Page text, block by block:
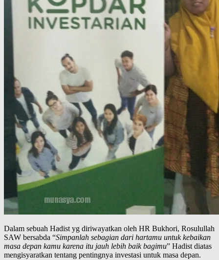
Dalam sebuah Hadist yg diriwayatkan oleh HR Bukhori, Rosulullah
SAW bersabda “Simpanlah sebagian dari hartamu untuk kebaikan
masa depan kamu karena itu jauh lebih baik bagimu” Hadist diatas
mengisyaratkan tentang pentingnya investasi untuk masa depan.